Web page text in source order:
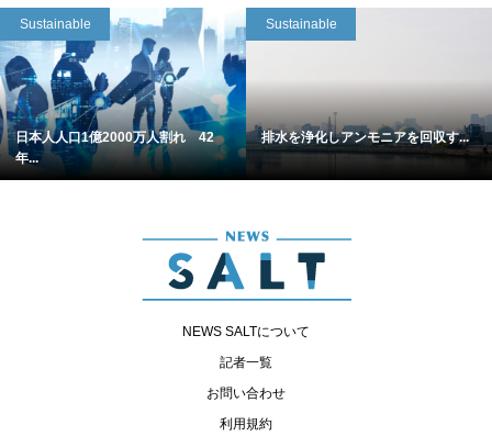
Sustainable
日本人人口1億2000万人割れ 42
年...
Sustainable
排水を浄化しアンモニアを回収す...
NEWS SALTについて
記者一覧
お問い合わせ
利用規約